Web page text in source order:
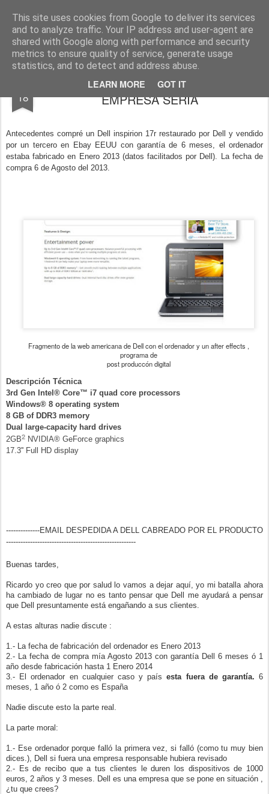
This site uses cookies from Google to deliver its services
and to analyze traffic. Your IP address and user-agent are
shared with Google along with performance and security
metrics to ensure quality of service, generate usage
statistics, and to detect and address abuse.
LEARN MORE GOT IT
virtual sets 3d real time graphics & editor
18
ÚLTIMO EMAIL A DELL ? ESTO ES UNA
EMPRESA SERIA
Antecedentes compré un Dell inspirion 17r restaurado por Dell y vendido
por un tercero en Ebay EEUU con garantía de 6 meses, el ordenador
estaba fabricado en Enero 2013 (datos facilitados por Dell). La fecha de
compra 6 de Agosto del 2013.
Fragmento de la web americana de Dell con el ordenador y un after effects ,
programa de
post produccón digital
Descripción Técnica
3rd Gen Intel® Core™ i7 quad core processors
Windows® 8 operating system
8 GB of DDR3 memory
Dual large-capacity hard drives
2GB2 NVIDIA® GeForce graphics
17.3'' Full HD display
--------------EMAIL DESPEDIDA A DELL CABREADO POR EL PRODUCTO
------------------------------------------------------
Buenas tardes,
Ricardo yo creo que por salud lo vamos a dejar aquí, yo mi batalla ahora
ha cambiado de lugar no es tanto pensar que Dell me ayudará a pensar
que Dell presuntamente está engañando a sus clientes.
A estas alturas nadie discute :
1.- La fecha de fabricación del ordenador es Enero 2013
2.- La fecha de compra mía Agosto 2013 con garantía Dell 6 meses ó 1
año desde fabricación hasta 1 Enero 2014
3.- El ordenador en cualquier caso y país esta fuera de garantía. 6
meses, 1 año ó 2 como es España
Nadie discute esto la parte real.
La parte moral:
1.- Ese ordenador porque falló la primera vez, si falló (como tu muy bien
dices.), Dell si fuera una empresa responsable hubiera revisado
2.- Es de recibo que a tus clientes le duren los dispositivos de 1000
euros, 2 años y 3 meses. Dell es una empresa que se pone en situación ,
¿tu que crees?